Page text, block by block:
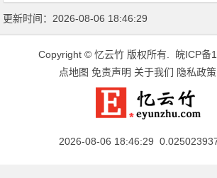
更新时间：2026-08-06 18:46:29
Copyright © 忆云竹 版权所有. 皖ICP备
点地图 免责声明 关于我们 隐私政策
2026-08-06 18:46:29